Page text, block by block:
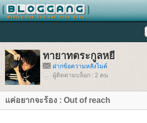
ทายาทตระกูลหยี
ฝากข้อความหลังไมค์
ผู้ติดตามบล็อก : 2 คน
ค่อยากจะร้อง : Out of reach